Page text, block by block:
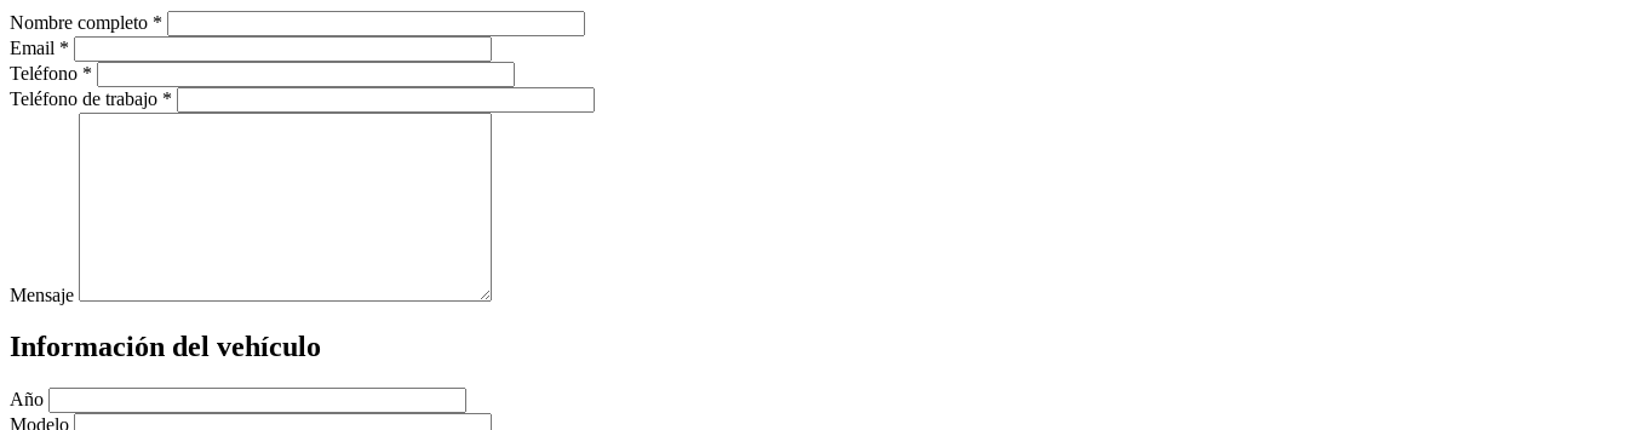
Nombre completo *
Email *
Teléfono *
Teléfono de trabajo *
Mensaje
Información del vehículo
Año
Modelo